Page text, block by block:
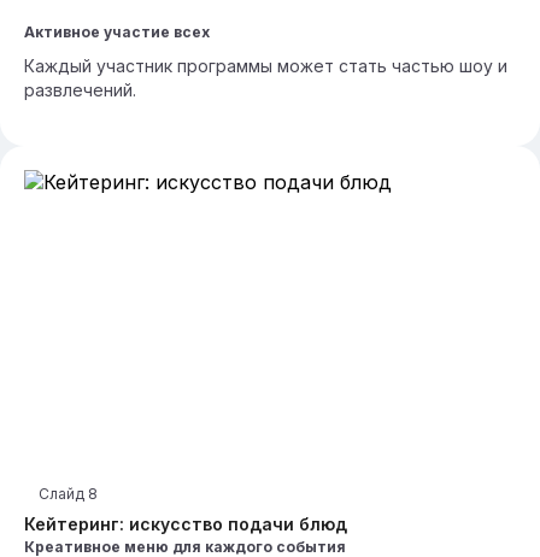
Активное участие всех
Каждый участник программы может стать частью шоу и
развлечений.
Кейтеринг: искусство подачи блюд
Слайд 8
Креативное меню для каждого события